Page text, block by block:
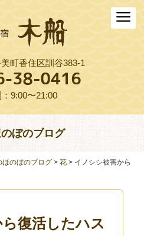
町香住区訓谷383-1
9:00〜21:00
ぼのブログ
ほのぼのブログ > 花 > イノシシ被害から
復活したハス